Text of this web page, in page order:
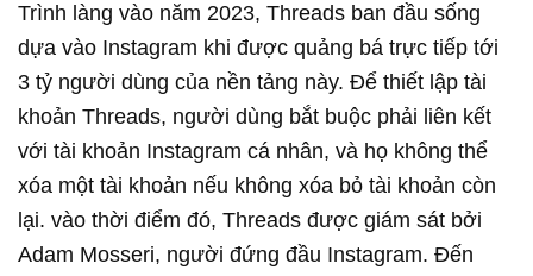
Trình làng vào năm 2023, Threads ban đầu sống
dựa vào Instagram khi được quảng bá trực tiếp tới
3 tỷ người dùng của nền tảng này. Để thiết lập tài
khoản Threads, người dùng bắt buộc phải liên kết
với tài khoản Instagram cá nhân, và họ không thể
xóa một tài khoản nếu không xóa bỏ tài khoản còn
lại. vào thời điểm đó, Threads được giám sát bởi
Adam Mosseri, người đứng đầu Instagram. Đến